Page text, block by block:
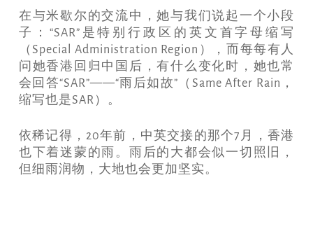
在与米歇尔的交流中，她与我们说起一个小段
子：“SAR”是特别行政区的英文首字母缩写
（Special Administration Region），而每每有人
问她香港回归中国后，有什么变化时，她也常
会回答“SAR”——“雨后如故”（Same After Rain，
缩写也是SAR）。
依稀记得，20年前，中英交接的那个7月，香港
也下着迷蒙的雨。雨后的大都会似一切照旧，
但细雨润物，大地也会更加坚实。